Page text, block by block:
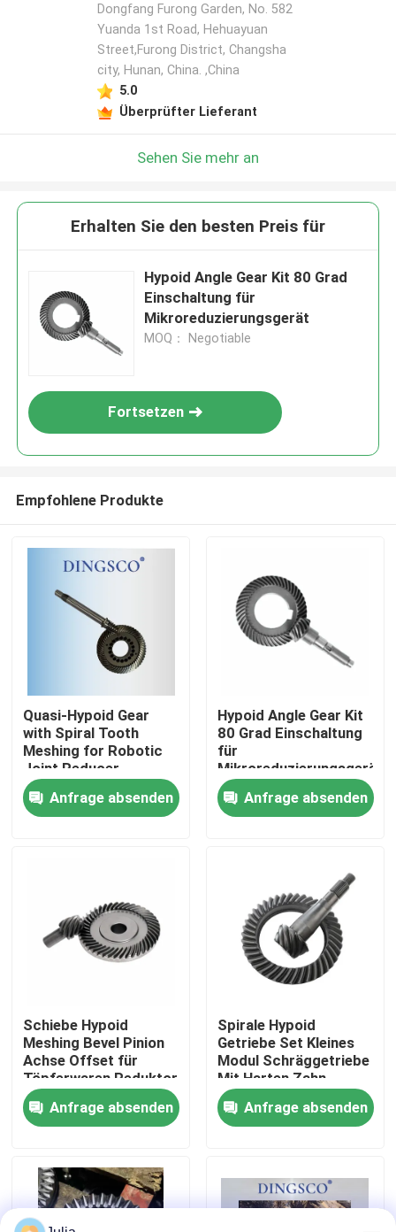
Zu Hause
Produkte
Werksbesichtigung
Kontakt mit uns
Neuigkeiten
Fälle
Angebot anfordern
Dongfang Furong Garden, No. 582
Yuanda 1st Road, Hehuayuan
Street,Furong District, Changsha
city, Hunan, China. ,China
5.0
Überprüfter Lieferant
Sehen Sie mehr an
Erhalten Sie den besten Preis für
Hypoid Angle Gear Kit 80 Grad
Einschaltung für
Mikroreduzierungsgerät
MOQ： Negotiable
Fortsetzen
Empfohlene Produkte
Quasi-Hypoid Gear
with Spiral Tooth
Meshing for Robotic
Joint Reducer
Featuring DIN 6
Precision Class
Anfrage absenden
Hypoid Angle Gear Kit
80 Grad Einschaltung
für
Mikroreduzierungsgerät
Anfrage absenden
Schiebe Hypoid
Meshing Bevel Pinion
Achse Offset für
Töpferwaren Reduktor
Anfrage absenden
Spirale Hypoid
Getriebe Set Kleines
Modul Schräggetriebe
Mit Harten Zahn
Oberfläche Für 90
Grad Getriebe
Anfrage absenden